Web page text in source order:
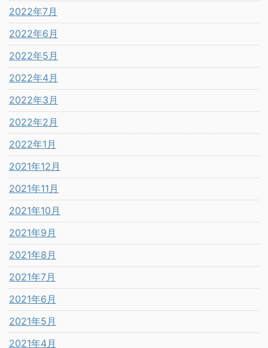
2022年7月
2022年6月
2022年5月
2022年4月
2022年3月
2022年2月
2022年1月
2021年12月
2021年11月
2021年10月
2021年9月
2021年8月
2021年7月
2021年6月
2021年5月
2021年4月